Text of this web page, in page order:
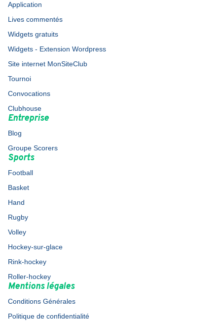
Application
Lives commentés
Widgets gratuits
Widgets - Extension Wordpress
Site internet MonSiteClub
Tournoi
Convocations
Clubhouse
Entreprise
Blog
Groupe Scorers
Sports
Football
Basket
Hand
Rugby
Volley
Hockey-sur-glace
Rink-hockey
Roller-hockey
Mentions légales
Conditions Générales
Politique de confidentialité